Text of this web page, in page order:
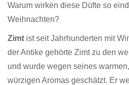
Warum wirken diese Düfte so
Weihnachten?
Zimt ist seit Jahrhunderten mit
der Antike gehörte Zimt zu den
und wurde wegen seines
würzigen Aromas geschätzt. Er